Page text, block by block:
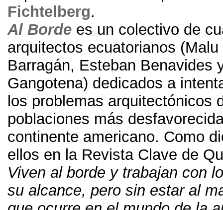
Fichtelberg.
Al Borde es un colectivo de
arquitectos ecuatorianos (Malu
Barragán, Esteban Benavides
Gangotena) dedicados a
los problemas arquitectónicos
poblaciones más
continente americano. Como
ellos en la Revista Clave de
Viven al borde y trabajan con
su alcance, pero sin estar al